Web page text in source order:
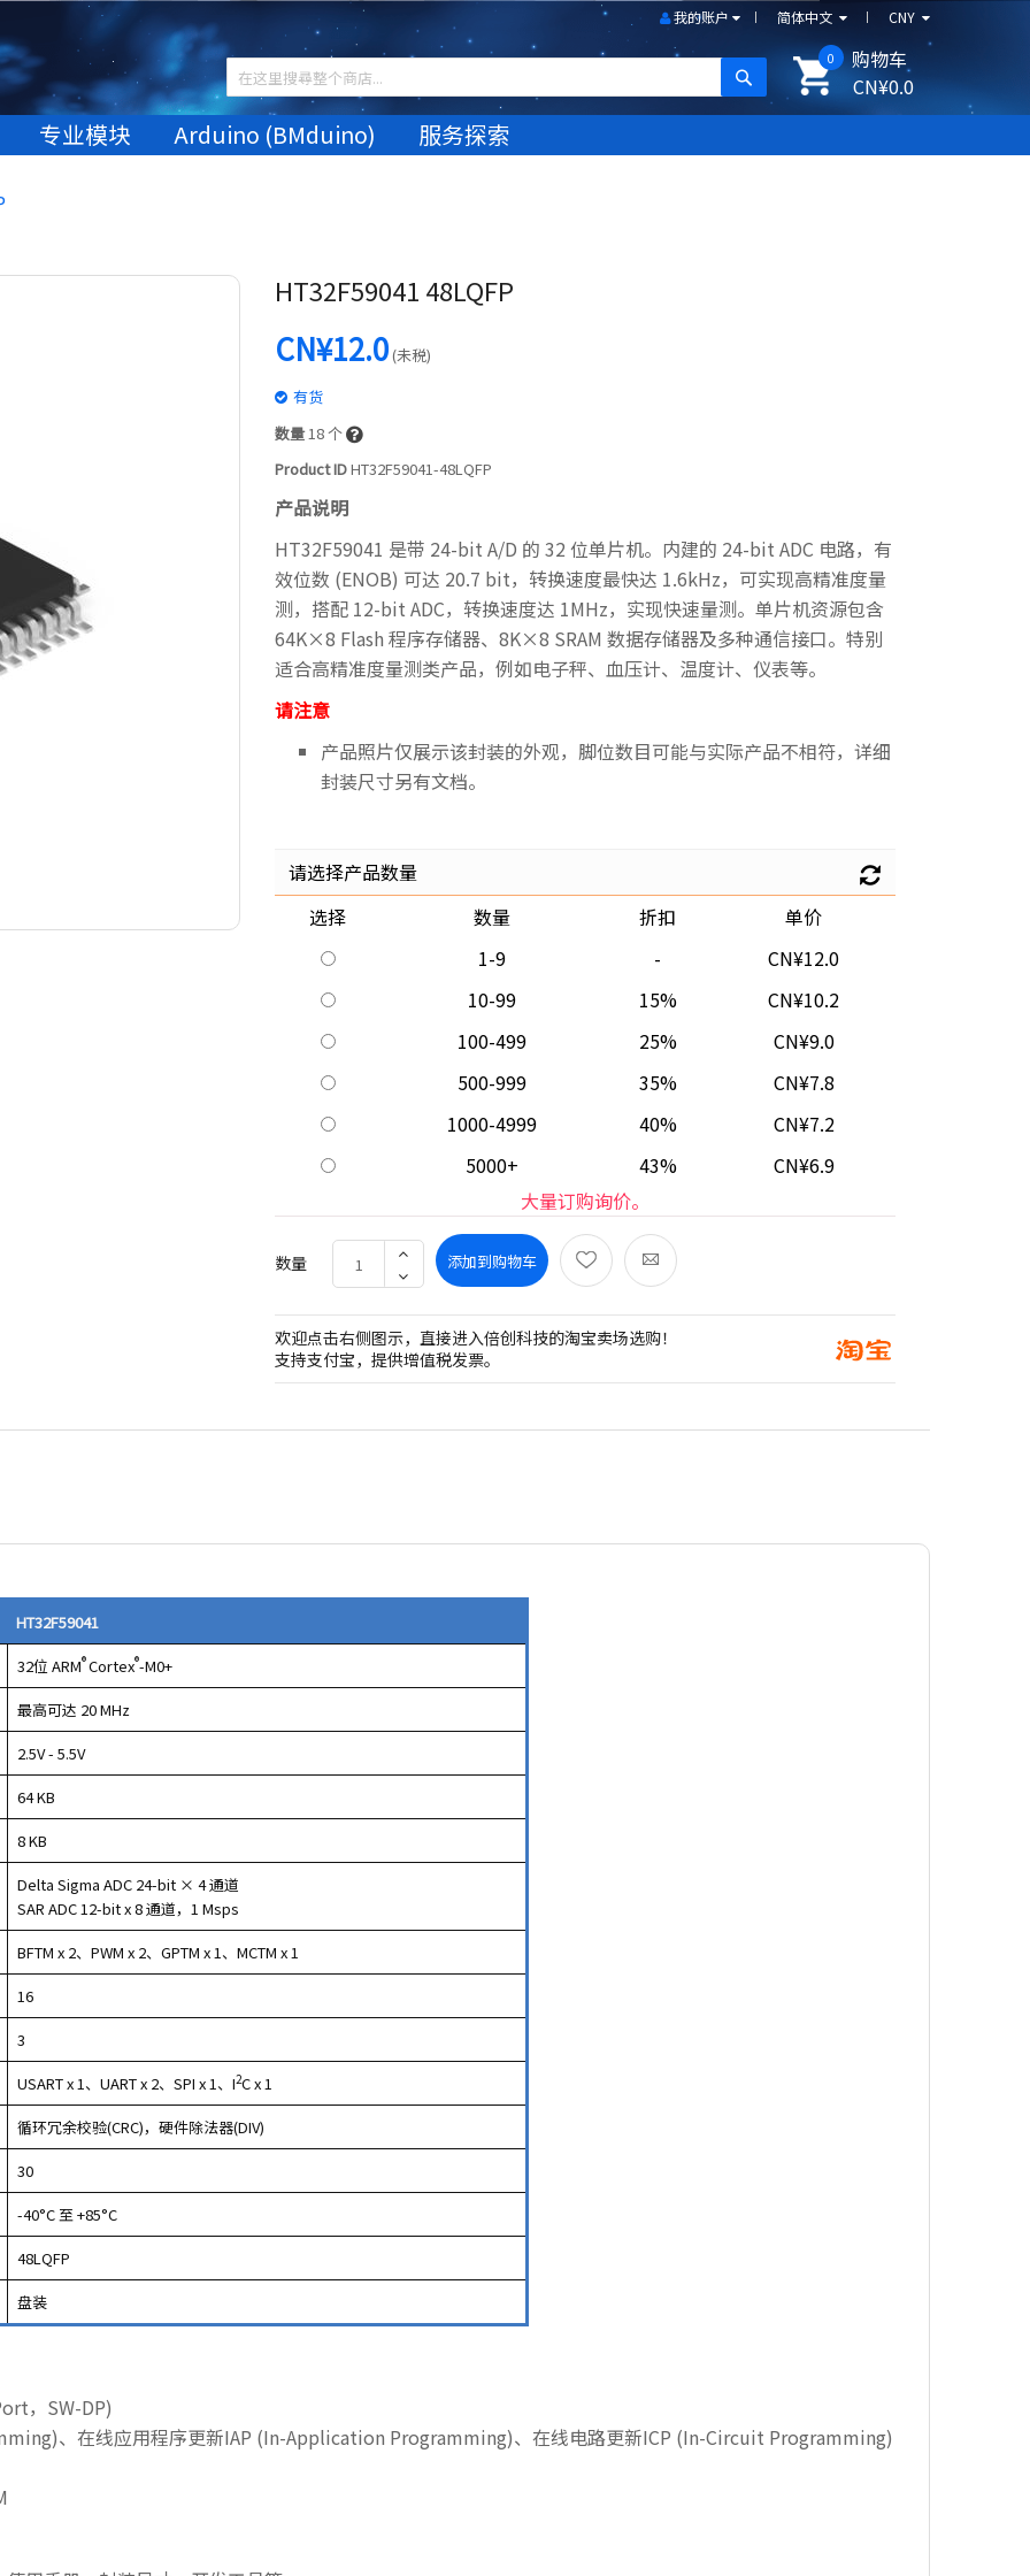
CNY
简体中文
我的账户
购物车
0
CN¥0.0
专业模块 Arduino (BMduino) 服务探索
HT32F59041 48LQFP
CN¥12.0(未税)
有货
数量18个
Product IDHT32F59041-48LQFP
产品说明
HT32F59041 是带 24-bit A/D 的 32 位单片机。内建的 24-bit ADC 电路，有
效位数 (ENOB) 可达 20.7 bit，转换速度最快达 1.6kHz，可实现高精准度量
测，搭配 12-bit ADC，转换速度达 1MHz，实现快速量测。单片机资源包含
64K×8 Flash 程序存储器、8K×8 SRAM 数据存储器及多种通信接口。特别
适合高精准度量测类产品，例如电子秤、血压计、温度计、仪表等。
请注意
产品照片仅展示该封装的外观，脚位数目可能与实际产品不相符，详细
封装尺寸另有文档。
请选择产品数量
选择
数量 折扣
单价
1-9
-
CN¥12.0
10-99
15%
CN¥10.2
100-499
25%
CN¥9.0
500-999
35%
CN¥7.8
1000-4999
40%
CN¥7.2
5000+
43%
CN¥6.9
大量订购询价。
数量 添加到购物车
欢迎点击右侧图示，直接进入倍创科技的淘宝卖场选购！
支持支付宝，提供增值税发票。
HT32F59041
32位 ARM®Cortex®-M0+
最高可达 20 MHz
2.5V - 5.5V
64 KB
8 KB
Delta Sigma ADC 24-bit × 4 通道
SAR ADC 12-bit x 8 通道，1 Msps
BFTM x 2、PWM x 2、GPTM x 1、MCTM x 1
16
3
USART x 1、UART x 2、SPI x 1、I2C x 1
循环冗余校验(CRC)，硬件除法器(DIV)
30
-40°C 至 +85°C
48LQFP
盘装
，SW-DP)
、在线应用程序更新IAP (In-Application Programming)、在线电路更新ICP (In-Circuit Programming)